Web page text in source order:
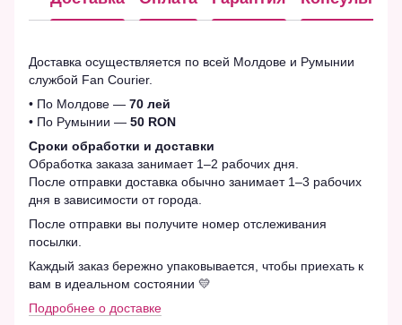
Доставка осуществляется по всей Молдове и Румынии
службой Fan Courier.
• По Молдове — 70 лей
• По Румынии — 50 RON
Сроки обработки и доставки
Обработка заказа занимает 1–2 рабочих дня.
После отправки доставка обычно занимает 1–3 рабочих
дня в зависимости от города.
После отправки вы получите номер отслеживания
посылки.
Каждый заказ бережно упаковывается, чтобы приехать к
вам в идеальном состоянии 💛
Подробнее о доставке